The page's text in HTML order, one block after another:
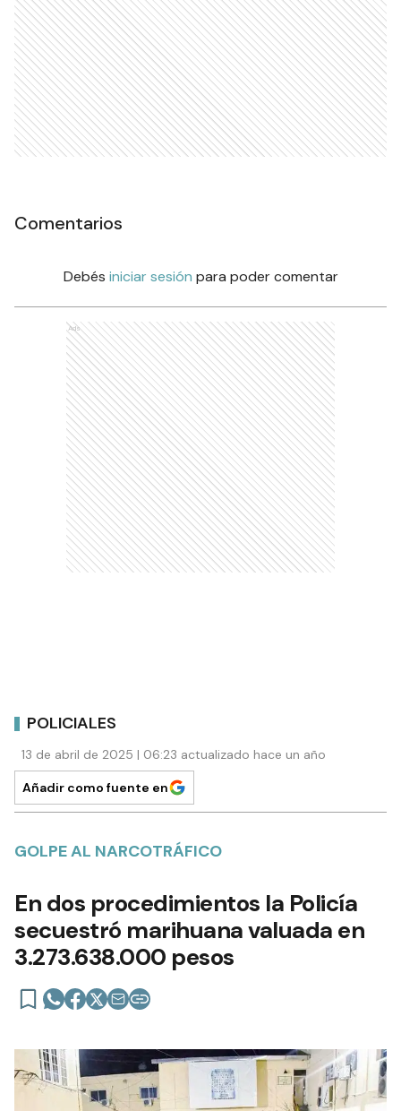
Comentarios
Debés iniciar sesión para poder comentar
Ads
POLICIALES
13 de abril de 2025 | 06:23 actualizado hace un año
Añadir como fuente en
GOLPE AL NARCOTRÁFICO
En dos procedimientos la Policía
secuestró marihuana valuada en
3.273.638.000 pesos